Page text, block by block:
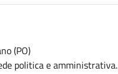
(PO)
politica e amministrativa.